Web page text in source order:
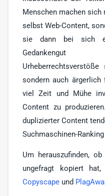
Menschen machen sich
selbst Web-Content,
sie dann bei sich
Gedankengut
sondern auch
viel Zeit und Mühe
Content zu
duplizierter Content
Suchmaschinen-
Um herauszufinden,
ungefragt kopiert
Copyscape und